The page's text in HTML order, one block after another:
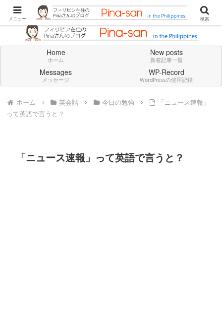
Don't think deeply. Feel always in English.
Home
ホーム
New posts
新着記事一覧
Messages
メッセージ
WP-Record
WordPressの使用記録
ホーム 英会話 今日の勉強
「ニュース速報」
って英語で言うと？
「ニュース速報」って英語で言うと？
メニュー 検索